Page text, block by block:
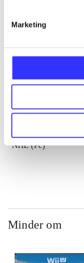
Marketing
NHL (Pc)
Minder om